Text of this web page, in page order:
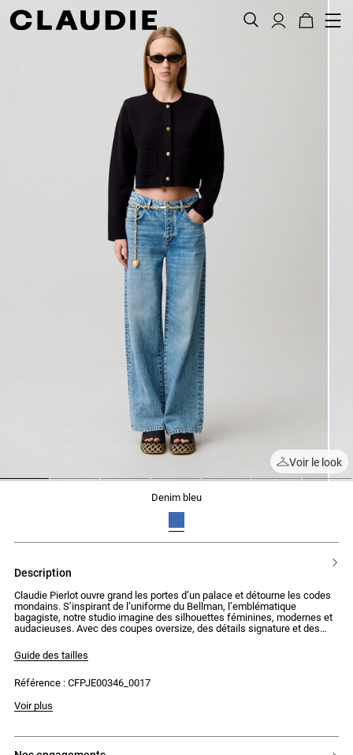
Voir le look
denim bleu
description
Claudie Pierlot ouvre grand les portes d’un palace et détourne les codes
mondains. S’inspirant de l’uniforme du Bellman, l’emblématique
bagagiste, notre studio imagine des silhouettes féminines, modernes et
audacieuses. Avec des coupes oversize, des détails signature et des
naissance à des pièces aux looks affirmés et surprenants.
légèrement délavé
- Jean en denim coupe large et jambes droites
- Denim légèrement délavé
- Nouveau jacron Claudie au dos
Guide des tailles
Référence : CFPJE00346_0017
La mannequin mesure 1m75 et porte une taille T36
Voir plus